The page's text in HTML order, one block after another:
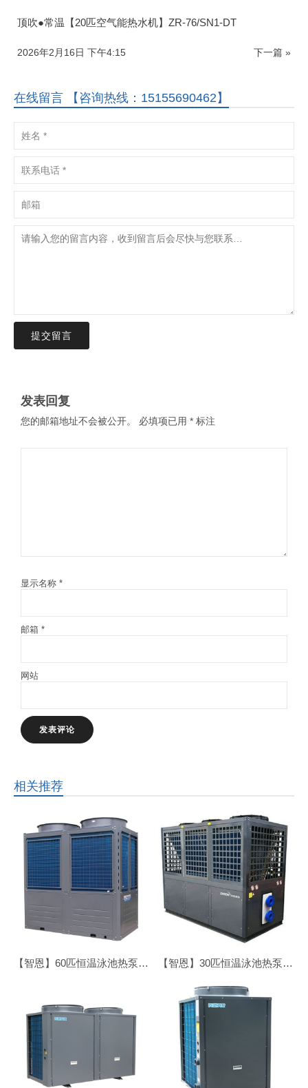
顶吹●常温【20匹空气能热水机】ZR-76/SN1-DT
下一篇 »
2026年2月16日 下午4:15
在线留言 【咨询热线：15155690462】
提交留言
发表回复
您的邮箱地址不会被公开。 必填项已用 * 标注
显示名称 *
邮箱 *
网站
相关推荐
【智恩】60匹恒温泳池热泵●顶吹 【智恩】30匹恒温泳池热泵●顶吹